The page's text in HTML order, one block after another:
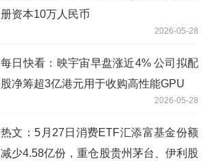
册资本10万人民币
2026-05-28
每日快看：映宇宙早盘涨近4% 公司拟配
股净筹超3亿港元用于收购高性能GPU
2026-05-28
热文：5月27日消费ETF汇添富基金份额
减少4.58亿份，重仓股贵州茅台、伊利股